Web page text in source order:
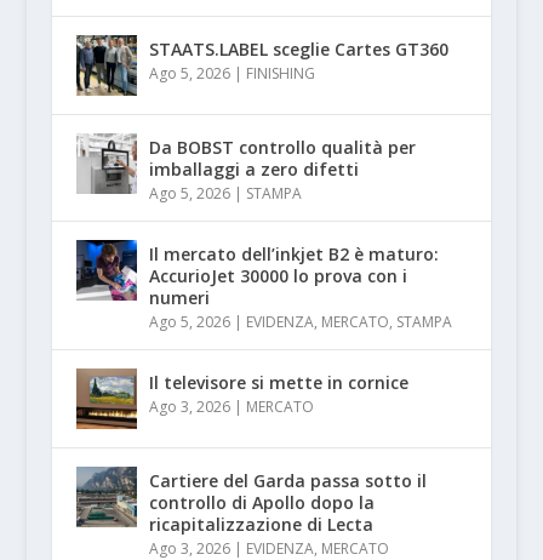
STAATS.LABEL sceglie Cartes GT360
Ago 5, 2026| FINISHING
Da BOBST controllo qualità per
imballaggi a zero difetti
Ago 5, 2026| STAMPA
Il mercato dell’inkjet B2 è maturo:
AccurioJet 30000 lo prova con i
numeri
Ago 5, 2026| EVIDENZA, MERCATO, STAMPA
Il televisore si mette in cornice
Ago 3, 2026| MERCATO
Cartiere del Garda passa sotto il
controllo di Apollo dopo la
ricapitalizzazione di Lecta
Ago 3, 2026| EVIDENZA, MERCATO